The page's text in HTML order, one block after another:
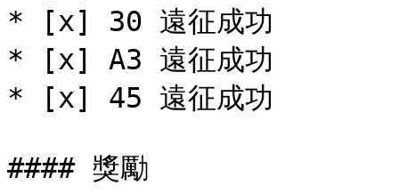
* [x] 30 遠征成功
* [x] A3 遠征成功
* [x] 45 遠征成功
#### 獎勵